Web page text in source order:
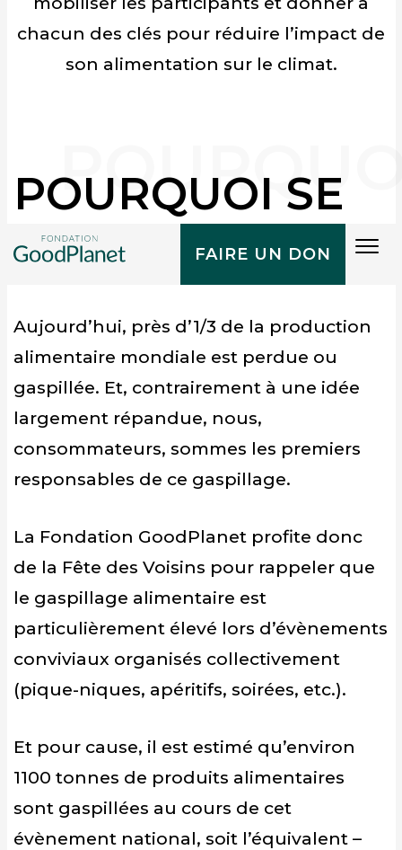
FAIRE UN DON
chacun des clés pour réduire l’impact de
son alimentation sur le climat.
POURQUOI SE
MOBILISER ?
Aujourd’hui, près d’1/3 de la production
alimentaire mondiale est perdue ou
gaspillée. Et, contrairement à une idée
largement répandue, nous,
consommateurs, sommes les premiers
responsables de ce gaspillage.
La Fondation GoodPlanet profite donc
de la Fête des Voisins pour rappeler que
le gaspillage alimentaire est
particulièrement élevé lors d’évènements
conviviaux organisés collectivement
(pique-niques, apéritifs, soirées, etc.).
Et pour cause, il est estimé qu’environ
1100 tonnes de produits alimentaires
sont gaspillées au cours de cet
évènement national, soit l’équivalent –